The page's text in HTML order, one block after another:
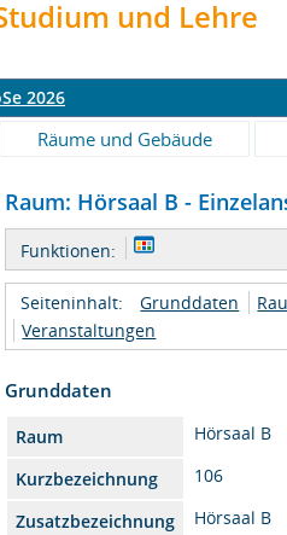
und Lehre
2026
Räume und Gebäude
Raum: Hörsaal B -
Funktionen:
Seiteninhalt: Grunddaten
Veranstaltungen
Grunddaten
Raum
Hörsaal B
Kurzbezeichnung
106
Zusatzbezeichnung
Hörsaal B